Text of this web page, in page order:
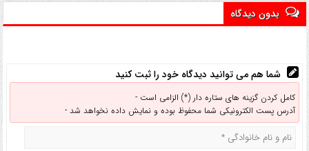
بدون دیدگاه
شما هم می توانید دیدگاه خود را ثبت کنید
کامل کردن گزینه های ستاره دار (*) الزامی است -
آدرس پست الکترونیکی شما محفوظ بوده و نمایش داده نخواهد شد -